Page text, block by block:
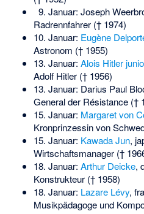
9. Januar: Joseph
Radrennfahrer († 1974)
10. Januar: Eugène
Astronom († 1955)
13. Januar: Alois Hitler
Adolf Hitler († 1956)
13. Januar: Darius Paul
General der Résistance (†
15. Januar: Margaret von
Kronprinzessin von
15. Januar: Kawada Jun,
Wirtschaftsmanager (†
18. Januar: Arthur Deicke,
Konstrukteur († 1958)
18. Januar: Lazare Lévy,
Musikpädagoge und